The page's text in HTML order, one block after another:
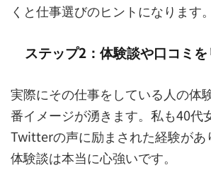
くと仕事選びのヒントになります。
ステップ2：体験談や口コミ
実際にその仕事をしている人の体
番イメージが湧きます。私も40代
Twitterの声に励まされた経験があ
体験談は本当に心強いです。